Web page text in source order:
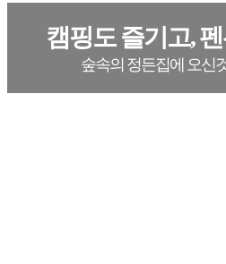
캠핑도 즐기고,
숲속의 정든집에 오신